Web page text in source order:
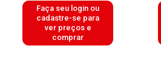
Faça seu login ou
cadastre-se para
ver preços e
comprar